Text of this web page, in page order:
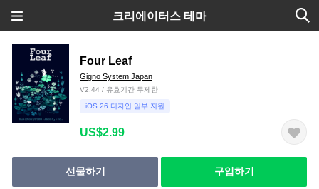
크리에이터스 테마
Four Leaf
Gigno System Japan
V2.44 / 유효기간 무제한
iOS 26 디자인 일부 지원
US$2.99
선물하기 구입하기